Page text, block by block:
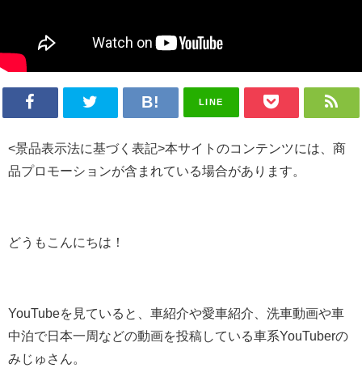
LINE
<景品表示法に基づく表記>本サイトのコンテンツには、商
品プロモーションが含まれている場合があります。
どうもこんにちは！
YouTubeを見ていると、車紹介や愛車紹介、洗車動画や車
中泊で日本一周などの動画を投稿している車系YouTuberの
みじゅさん。